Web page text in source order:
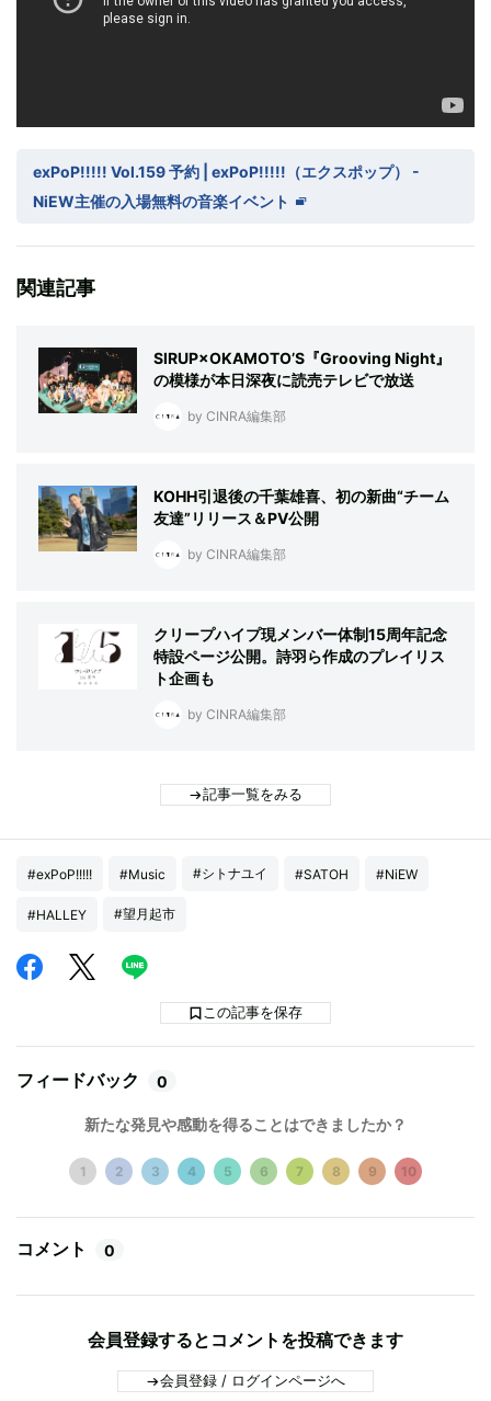
exPoP!!!!! Vol.159 予約 | exPoP!!!!!（エクスポップ） -
NiEW主催の入場無料の音楽イベント
関連記事
SIRUP×OKAMOTO’S『Grooving Night』
の模様が本日深夜に読売テレビで放送
by CINRA編集部
KOHH引退後の千葉雄喜、初の新曲“チーム
友達”リリース＆PV公開
by CINRA編集部
クリープハイプ現メンバー体制15周年記念
特設ページ公開。詩羽ら作成のプレイリス
ト企画も
by CINRA編集部
記事一覧をみる
#exPoP!!!!! #Music #シトナユイ #SATOH #NiEW
#HALLEY #望月起市
この記事を保存
フィードバック 0
新たな発見や感動を得ることはできましたか？
1 2 3 4 5 6 7 8 9 10
コメント 0
会員登録するとコメントを投稿できます
会員登録 / ログインページへ